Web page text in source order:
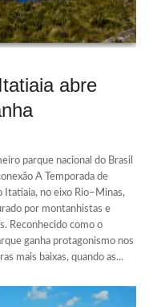
abre
parque nacional do Brasil
A Temporada de
Itatiaia, no eixo Rio–Minas,
por montanhistas e
Reconhecido como o
ganha protagonismo nos
mais baixas, quando as...